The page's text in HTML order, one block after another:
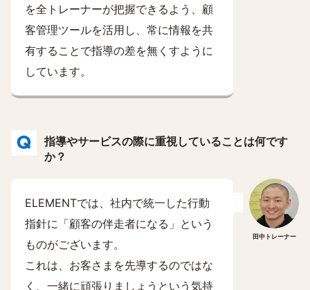
を全トレーナーが把握できるよう、顧
客管理ツールを活用し、常に情報を共
有することで指導の差を無くすように
しています。
指導やサービスの際に重視していることは何です
か？
田中トレーナー
ELEMENTでは、社内で統一した行動
指針に「顧客の伴走者になる」という
ものがございます。
これは、お客さまを先導するのではな
く、一緒に頑張りましょうという気持